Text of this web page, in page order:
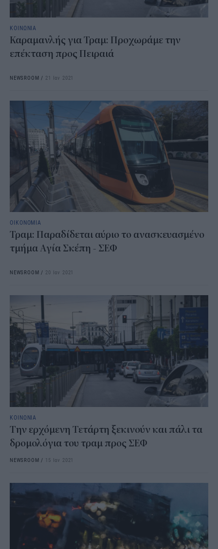
ΚΟΙΝΩΝΙΑ
Καραμανλής για Τραμ: Προχωράμε την
επέκταση προς Πειραιά
NEWSROOM / 21 Ιαν 2021
ΟΙΚΟΝΟΜΙΑ
Τραμ: Παραδίδεται αύριο το ανασκευασμένο
τμήμα Αγία Σκέπη - ΣΕΦ
NEWSROOM / 20 Ιαν 2021
ΚΟΙΝΩΝΙΑ
Την ερχόμενη Τετάρτη ξεκινούν και πάλι τα
δρομολόγια του τραμ προς ΣΕΦ
NEWSROOM / 15 Ιαν 2021